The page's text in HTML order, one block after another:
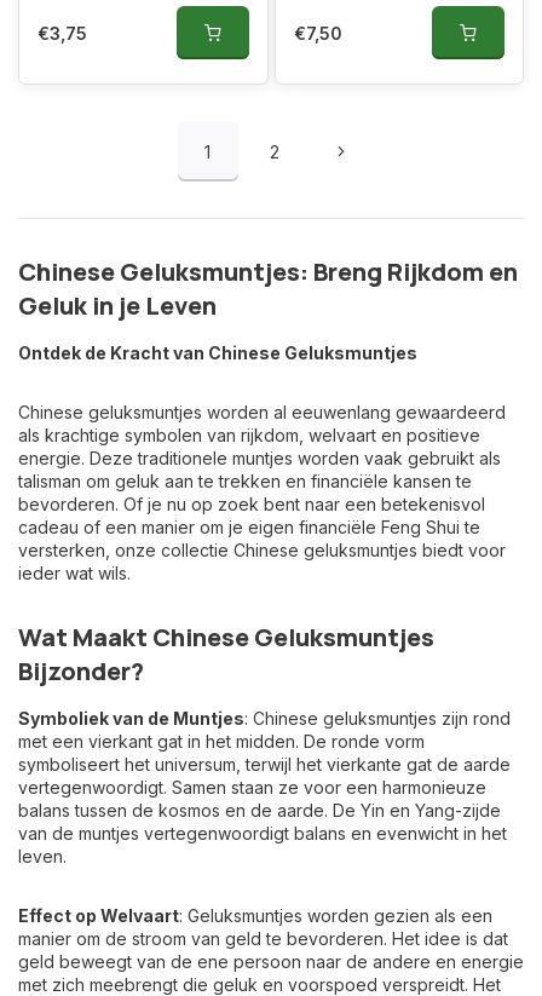
€3,75 €7,50
1 2
Chinese Geluksmuntjes: Breng Rijkdom en
Geluk in je Leven
Ontdek de Kracht van Chinese Geluksmuntjes
Chinese geluksmuntjes worden al eeuwenlang gewaardeerd
als krachtige symbolen van rijkdom, welvaart en positieve
energie. Deze traditionele muntjes worden vaak gebruikt als
talisman om geluk aan te trekken en financiële kansen te
bevorderen. Of je nu op zoek bent naar een betekenisvol
cadeau of een manier om je eigen financiële Feng Shui te
versterken, onze collectie Chinese geluksmuntjes biedt voor
ieder wat wils.
Wat Maakt Chinese Geluksmuntjes
Bijzonder?
Symboliek van de Muntjes: Chinese geluksmuntjes zijn rond
met een vierkant gat in het midden. De ronde vorm
symboliseert het universum, terwijl het vierkante gat de aarde
vertegenwoordigt. Samen staan ze voor een harmonieuze
balans tussen de kosmos en de aarde. De Yin en Yang-zijde
van de muntjes vertegenwoordigt balans en evenwicht in het
leven.
Effect op Welvaart: Geluksmuntjes worden gezien als een
manier om de stroom van geld te bevorderen. Het idee is dat
geld beweegt van de ene persoon naar de andere en energie
met zich meebrengt die geluk en voorspoed verspreidt. Het